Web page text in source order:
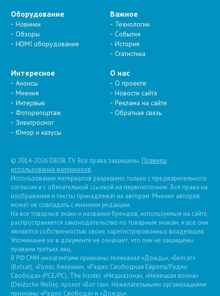
Оборудование
Новинки
Обзоры
HDMI оборудование
Важное
Технологии
События
История
Статистика
Интересное
Анонсы
Мнения
Интервью
Фоторепортаж
Электросмог
Юмор и казусы
О нас
О проекте
Новости сайта
Реклама на сайте
Обратная связь
© 2014-2026 OBOB.TV. Все права защищены. Правила
использования материалов.
Использование материалов разрешено только с предварительного
согласия и с обязательной ссылкой на первоисточник. Все права на
изображения и тексты принадлежат их авторам. Мнение авторов
может не совпадать с мнением редакции.
На все товарные знаки и названия брендов, используемые на сайте,
распространяется законодательство по товарным знакам, и все они
являются собственностью своих зарегистрированных владельцев.
Упоминание их в документе не означает, что они не защищены
правами третьих лиц.
В РФ СМИ-иноагентами признаны: телеканал «Дождь», «Белсат»
(Belsat), «Голос Америки», «Радио Свободная Европа/Радио
Свобода» (PCE/PC), The Insider, «Медиазона», «Немецкая волна»
(Deutsche Welle), проект «Вот так». Нежелательными организациями
признаны «Радио Свобода» и «Дождь».